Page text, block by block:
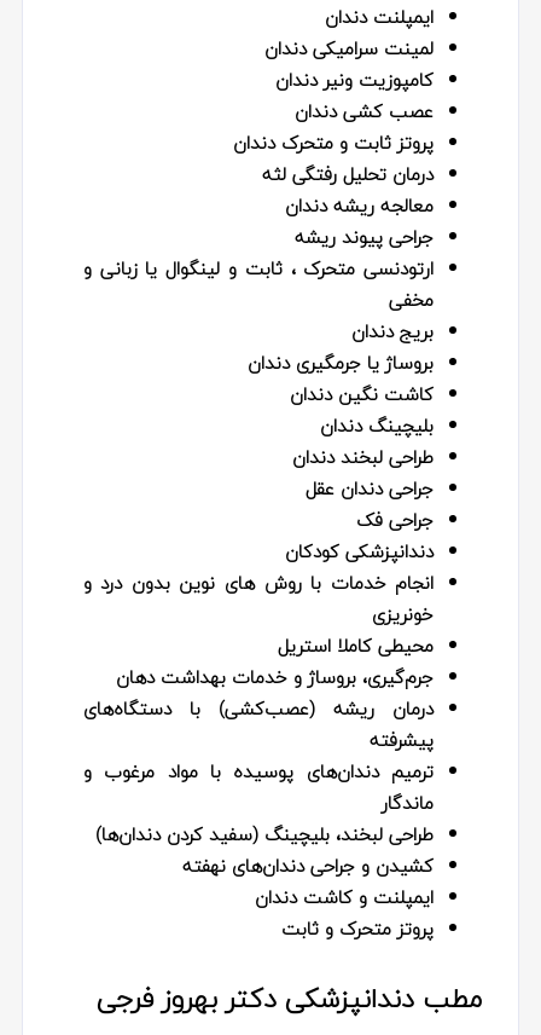
ایمپلنت دندان
لمینت سرامیکی دندان
کامپوزیت ونیر دندان
عصب کشی دندان
پروتز ثابت و متحرک دندان
درمان تحلیل‌ رفتگی لثه
معالجه ریشه دندان
جراحی پیوند ریشه
ارتودنسی متحرک ، ثابت و لینگوال یا زبانی و
مخفی
بریج دندان
بروساژ یا جرمگیری دندان
کاشت نگین دندان
بلیچینگ دندان
طراحی لبخند دندان
جراحی دندان عقل
جراحی فک
دندانپزشکی کودکان
انجام خدمات با روش‌ های نوین بدون درد و
خونریزی
محیطی کاملا استریل
جرم‌گیری، بروساژ و خدمات بهداشت دهان
درمان ریشه (عصب‌کشی) با دستگاه‌های
پیشرفته
ترمیم دندان‌های پوسیده با مواد مرغوب و
ماندگار
طراحی لبخند، بلیچینگ (سفید کردن دندان‌ها)
کشیدن و جراحی دندان‌های نهفته
ایمپلنت و کاشت دندان
پروتز متحرک و ثابت
مطب دندانپزشکی دکتر بهروز فرجی